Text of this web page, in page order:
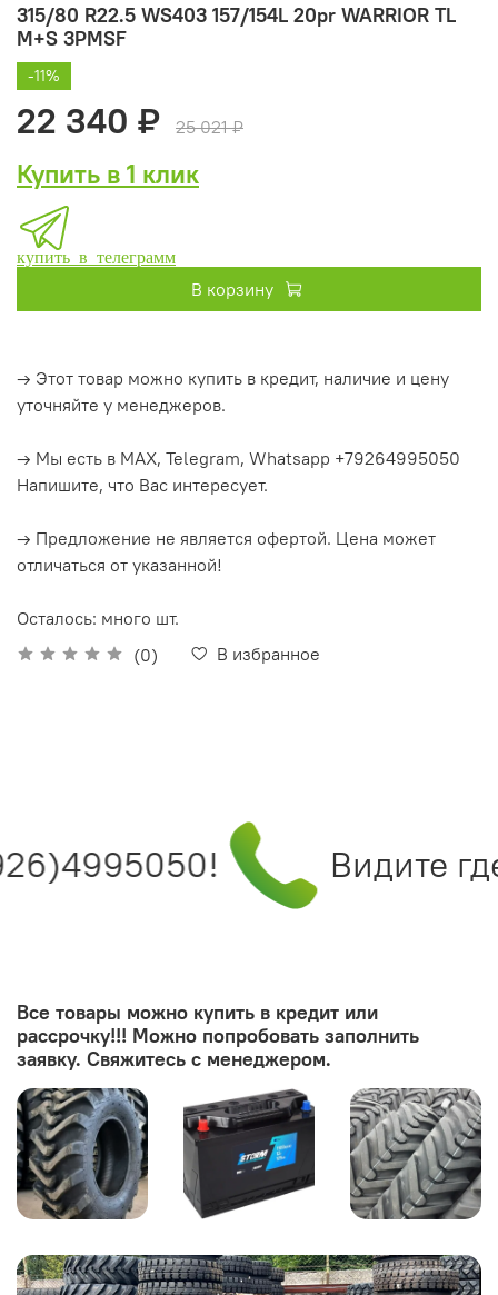
315/80 R22.5 WS403 157/154L 20pr WARRIOR TL
M+S 3PMSF
(0) В избранное
-11%
22 340 ₽ 25 021 ₽
Купить в 1 клик
купить в телеграмм
В корзину
→ Этот товар можно купить в кредит, наличие и цену
уточняйте у менеджеров.
→ Мы есть в MAX, Telegram, Whatsapp +79264995050
Напишите, что Вас интересует.
→ Предложение не является офертой. Цена может
отличаться от указанной!
Осталось: много шт.
Видите
Все товары можно купить в кредит или
рассрочку!!! Можно попробовать заполнить
заявку. Свяжитесь с менеджером.